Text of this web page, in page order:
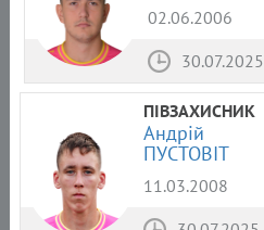
02.06.2006
30.07.2025
ПІВЗАХИСНИК
Андрій
ПУСТОВІТ
11.03.2008